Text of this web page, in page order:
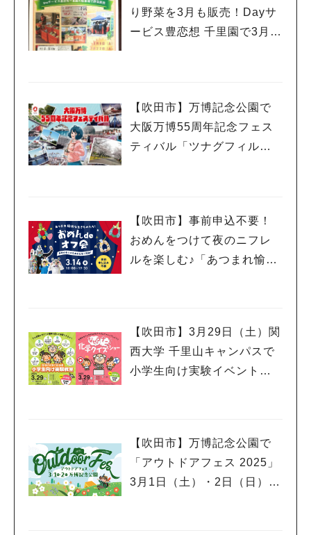
り野菜を3月も販売！Dayサ
ービス豊恋想 千里園で3月8
【吹田市】万博記念公園で
大阪万博55周年記念フェス
ティバル「ツナグフィルム1
【吹田市】事前申込不要！
おめんをつけて夜のニフレ
ルを楽しむ♪「あつまれ愉快
【吹田市】3月29日（土）関
西大学 千里山キャンパスで
小学生向け実験イベント、
【吹田市】万博記念公園で
「アウトドアフェス 2025」
3月1日（土）・2日（日）開
人気のキーワード
#あなたはどっち？